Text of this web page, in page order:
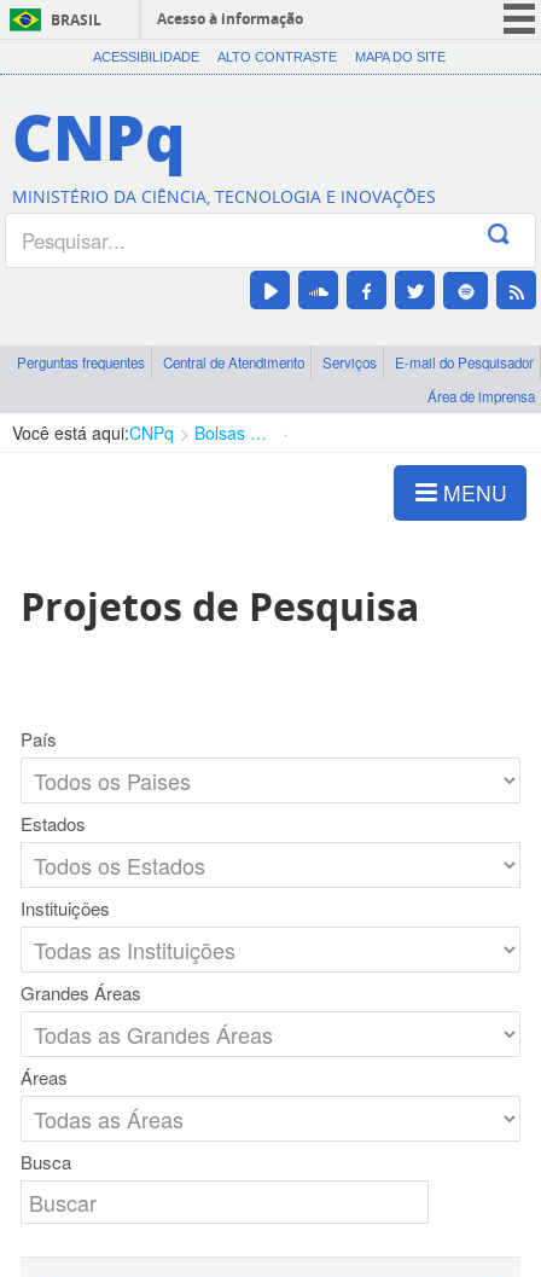
BRASIL
Acesso à informação
CORONAVÍRUS (COVID-19)
Canais
ACESSIBILIDADE ALTO CONTRASTE MAPA DO SITE
CNPq
MINISTÉRIO DA CIÊNCIA, TECNOLOGIA E INOVAÇÕES
Perguntas frequentes Central de Atendimento Serviços
E-mail do Pesquisador
Área de imprensa
Você está aqui:CNPq Bolsas e Auxílios Vigentes
MENU
Projetos de Pesquisa
País
Estados
Instituições
Grandes Áreas
Áreas
Busca